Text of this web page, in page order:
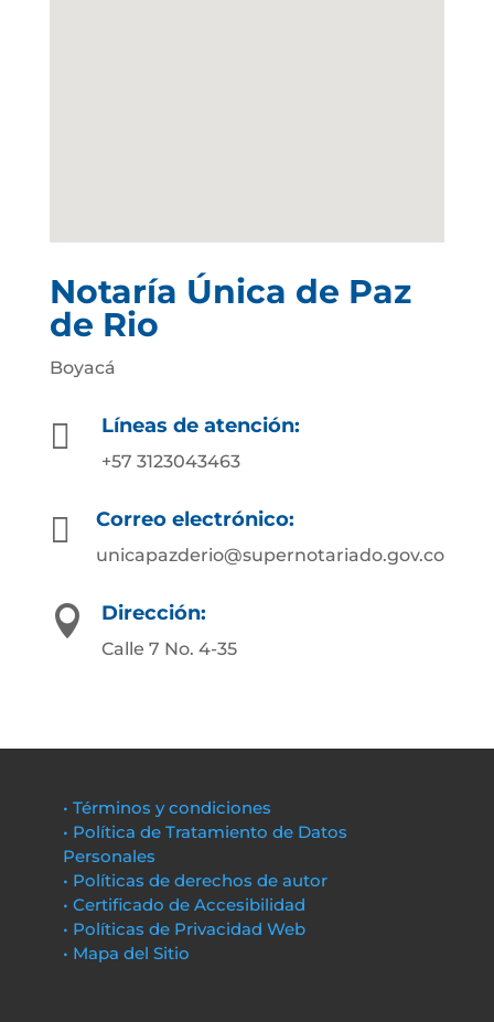
Notaría Única de Paz
de Rio
Boyacá
 Líneas de atención:
+57 3123043463
 Correo electrónico:
unicapazderio@supernotariado.gov.co
 Dirección:
Calle 7 No. 4-35
• Términos y condiciones
• Política de Tratamiento de Datos
Personales
• Políticas de derechos de autor
• Certificado de Accesibilidad
• Políticas de Privacidad Web
• Mapa del Sitio